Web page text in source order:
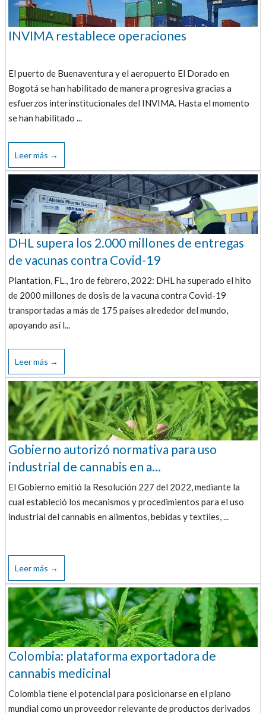
INVIMA restablece operaciones
El puerto de Buenaventura y el aeropuerto El Dorado en
Bogotá se han habilitado de manera progresiva gracias a
esfuerzos interinstitucionales del INVIMA. Hasta el momento
se han habilitado ...
Leer más →
DHL supera los 2.000 millones de entregas
de vacunas contra Covid-19
Plantation, FL., 1ro de febrero, 2022: DHL ha superado el hito
de 2000 millones de dosis de la vacuna contra Covid-19
transportadas a más de 175 países alrededor del mundo,
apoyando así l...
Leer más →
Gobierno autorizó normativa para uso
industrial de cannabis en a...
El Gobierno emitió la Resolución 227 del 2022, mediante la
cual estableció los mecanismos y procedimientos para el uso
industrial del cannabis en alimentos, bebidas y textiles, ...
Leer más →
Colombia: plataforma exportadora de
cannabis medicinal
Colombia tiene el potencial para posicionarse en el plano
mundial como un proveedor relevante de productos derivados